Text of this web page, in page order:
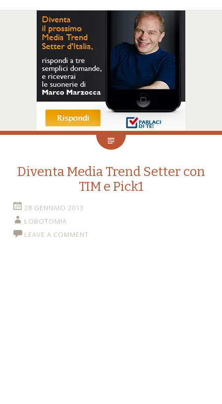
Diventa Media Trend Setter con
TIM e Pick1
28 GENNAIO 2013
LOBOTOMIA
LEAVE A COMMENT